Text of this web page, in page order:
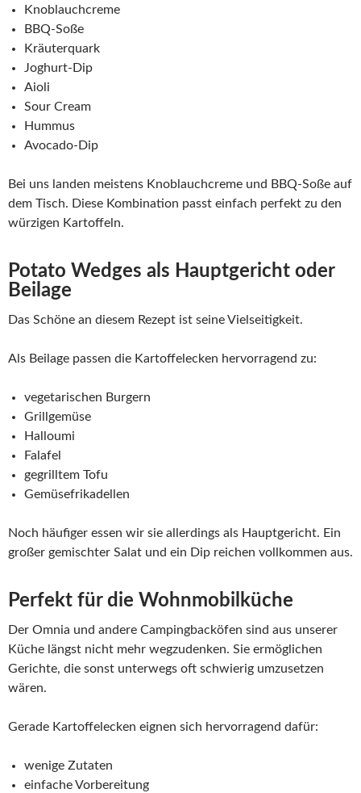
Knoblauchcreme
BBQ-Soße
Kräuterquark
Joghurt-Dip
Aioli
Sour Cream
Hummus
Avocado-Dip
Bei uns landen meistens Knoblauchcreme und BBQ-Soße auf
dem Tisch. Diese Kombination passt einfach perfekt zu den
würzigen Kartoffeln.
Potato Wedges als Hauptgericht oder
Beilage
Das Schöne an diesem Rezept ist seine Vielseitigkeit.
Als Beilage passen die Kartoffelecken hervorragend zu:
vegetarischen Burgern
Grillgemüse
Halloumi
Falafel
gegrilltem Tofu
Gemüsefrikadellen
Noch häufiger essen wir sie allerdings als Hauptgericht. Ein
großer gemischter Salat und ein Dip reichen vollkommen aus.
Perfekt für die Wohnmobilküche
Der Omnia und andere Campingbacköfen sind aus unserer
Küche längst nicht mehr wegzudenken. Sie ermöglichen
Gerichte, die sonst unterwegs oft schwierig umzusetzen
wären.
Gerade Kartoffelecken eignen sich hervorragend dafür:
wenige Zutaten
einfache Vorbereitung